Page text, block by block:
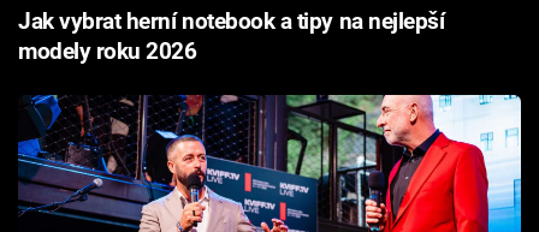
Jak vybrat herní notebook a tipy na nejlepší
modely roku 2026